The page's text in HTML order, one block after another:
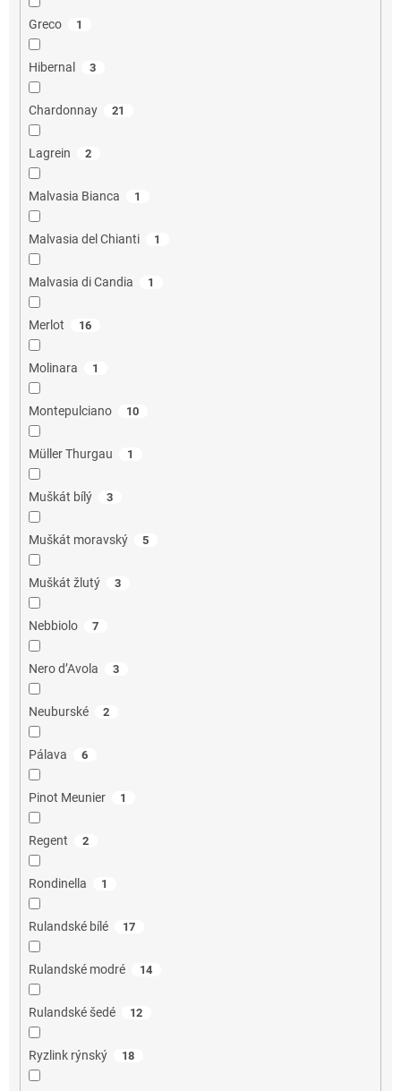
Greco 1
Hibernal 3
Chardonnay 21
Lagrein 2
Malvasia Bianca 1
Malvasia del Chianti 1
Malvasia di Candia 1
Merlot 16
Molinara 1
Montepulciano 10
Müller Thurgau 1
Muškát bílý 3
Muškát moravský 5
Muškát žlutý 3
Nebbiolo 7
Nero d’Avola 3
Neuburské 2
Pálava 6
Pinot Meunier 1
Regent 2
Rondinella 1
Rulandské bílé 17
Rulandské modré 14
Rulandské šedé 12
Ryzlink rýnský 18